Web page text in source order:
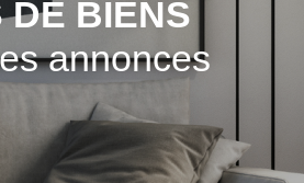
DE BIENS
annonces